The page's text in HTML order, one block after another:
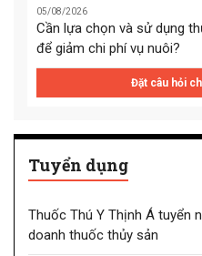
05/08/2026
Cần lựa chọn và sử dụng
để giảm chi phí vụ nuôi?
Đặt câu hỏi
Tuyển dụng
Thuốc Thú Y Thịnh Á tuyển
doanh thuốc thủy sản